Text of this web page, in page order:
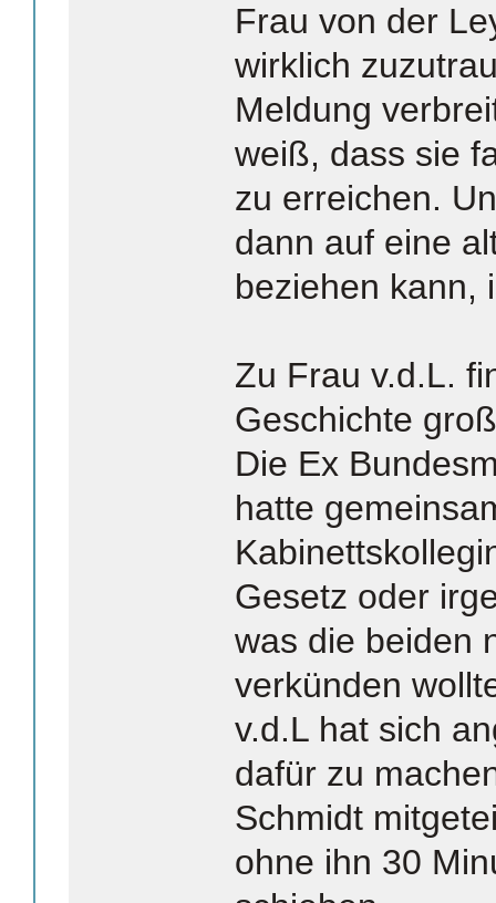
Frau von der
wirklich
Meldung
weiß, dass sie
zu erreichen.
dann auf eine
beziehen kann,
Zu Frau v.d.L.
Geschichte
Die Ex
hatte
Gesetz oder
was die beiden
verkünden
v.d.L hat sich
dafür zu
Schmidt
ohne ihn 30